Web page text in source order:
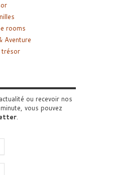
rooms
Aventure
trésor
ou recevoir nos
vous pouvez
.